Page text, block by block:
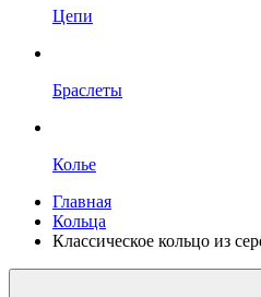
Цепи
Браслеты
Колье
Главная
Кольца
Классическое кольцо из